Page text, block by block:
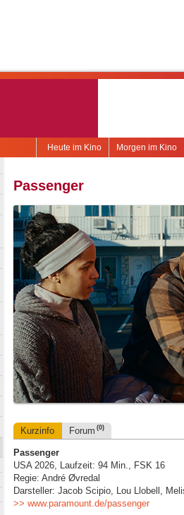
Morgen im Kino
Heute im Kino
Passenger
Kurzinfo Forum (0)
Passenger
USA 2026, Laufzeit: 94 Min., FSK 16
Regie: André Øvredal
Darsteller: Jacob Scipio, Lou Llobell,
>> www.paramount.de/passenger